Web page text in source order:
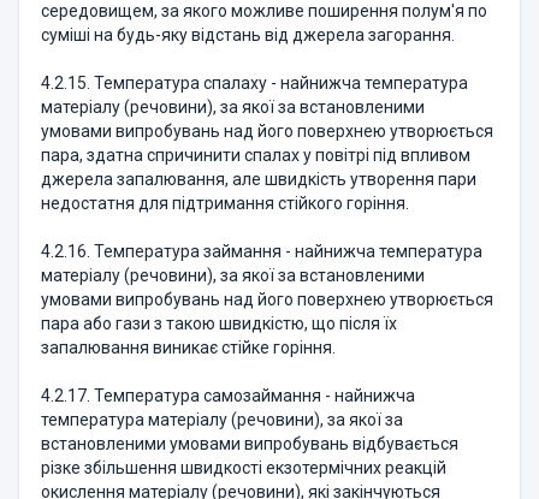
середовищем, за якого можливе поширення полум'я по
суміші на будь-яку відстань від джерела загорання.
4.2.15. Температура спалаху - найнижча температура
матеріалу (речовини), за якої за встановленими
умовами випробувань над його поверхнею утворюється
пара, здатна спричинити спалах у повітрі під впливом
джерела запалювання, але швидкість утворення пари
недостатня для підтримання стійкого горіння.
4.2.16. Температура займання - найнижча температура
матеріалу (речовини), за якої за встановленими
умовами випробувань над його поверхнею утворюється
пара або гази з такою швидкістю, що після їх
запалювання виникає стійке горіння.
4.2.17. Температура самозаймання - найнижча
температура матеріалу (речовини), за якої за
встановленими умовами випробувань відбувається
різке збільшення швидкості екзотермічних реакцій
окислення матеріалу (речовини), які закінчуються